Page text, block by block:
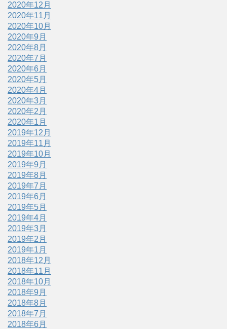
2020年12月
2020年11月
2020年10月
2020年9月
2020年8月
2020年7月
2020年6月
2020年5月
2020年4月
2020年3月
2020年2月
2020年1月
2019年12月
2019年11月
2019年10月
2019年9月
2019年8月
2019年7月
2019年6月
2019年5月
2019年4月
2019年3月
2019年2月
2019年1月
2018年12月
2018年11月
2018年10月
2018年9月
2018年8月
2018年7月
2018年6月